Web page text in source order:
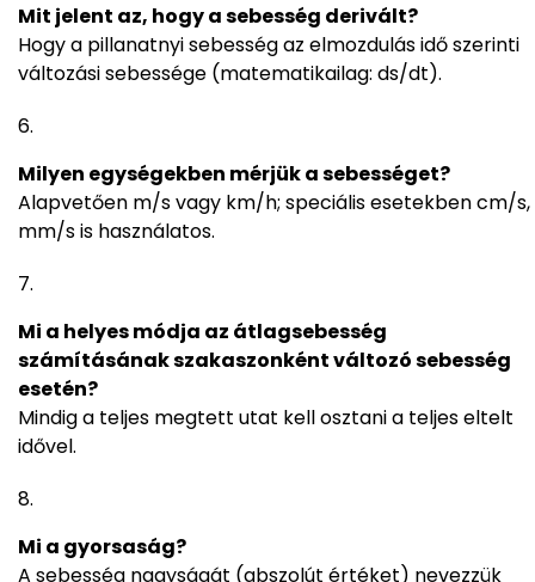
Mit jelent az, hogy a sebesség derivált?
Hogy a pillanatnyi sebesség az elmozdulás idő szerinti
változási sebessége (matematikailag: ds/dt).
Milyen egységekben mérjük a sebességet?
Alapvetően m/s vagy km/h; speciális esetekben cm/s,
mm/s is használatos.
Mi a helyes módja az átlagsebesség
számításának szakaszonként változó sebesség
esetén?
Mindig a teljes megtett utat kell osztani a teljes eltelt
idővel.
Mi a gyorsaság?
A sebesség nagyságát (abszolút értéket) nevezzük